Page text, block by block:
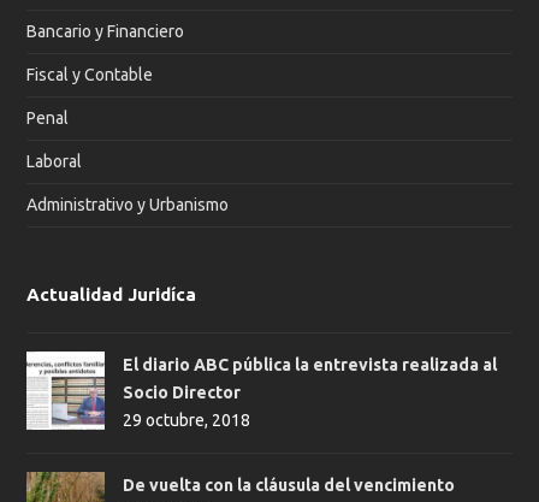
Bancario y Financiero
Fiscal y Contable
Penal
Laboral
Administrativo y Urbanismo
Actualidad Juridíca
El diario ABC pública la entrevista realizada al
Socio Director
29 octubre, 2018
De vuelta con la cláusula del vencimiento